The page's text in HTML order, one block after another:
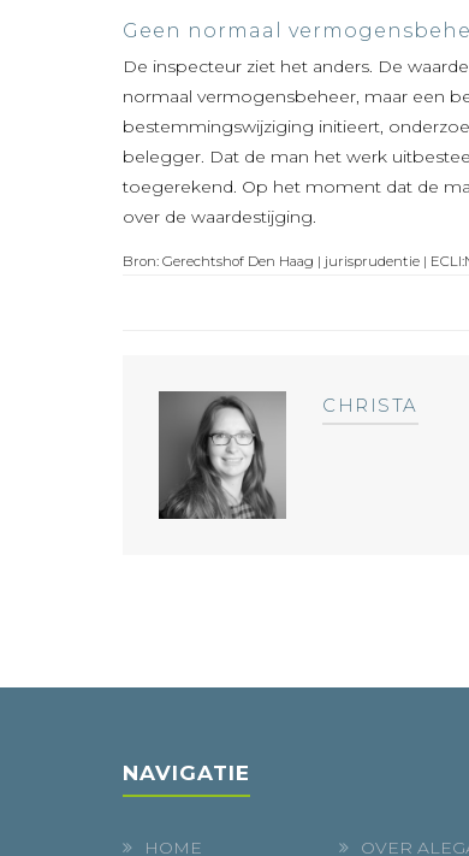
Geen normaal
De inspecteur ziet het anders. De
normaal vermogensbeheer, maar een
bestemmingswijziging initieert,
belegger. Dat de man het werk
toegerekend. Op het moment dat de
over de waardestijging.
Bron: Gerechtshof Den Haag | jurisprudentie |
CHRISTA
NAVIGATIE
HOME OVER